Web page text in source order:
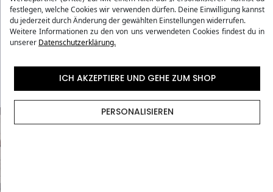
Versandmethoden
Vorgaben der Fluggesellschaften
festlegen, welche Cookies wir verwenden dürfen. Deine Einwilligung kannst
du jederzeit durch Änderung der gewählten Einstellungen widerrufen.
Weitere Informationen zu den von uns verwendeten Cookies findest du in
unserer Datenschutzerklärung.
ICH AKZEPTIERE UND GEHE ZUM SHOP
PERSONALISIEREN